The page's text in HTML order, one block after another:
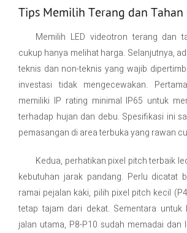
Tips Memilih Terang dan Tahan
Memilih LED videotron terang dan
cukup hanya melihat harga. Selanjutnya,
teknis dan non-teknis yang wajib
investasi tidak mengecewakan.
memiliki IP rating minimal IP65 untuk
terhadap hujan dan debu. Spesifikasi ini
pemasangan di area terbuka yang rawan
Kedua, perhatikan pixel pitch terbaik
kebutuhan jarak pandang. Perlu dicatat
ramai pejalan kaki, pilih pixel pitch kecil
tetap tajam dari dekat. Sementara untuk
jalan utama, P8-P10 sudah memadai dan